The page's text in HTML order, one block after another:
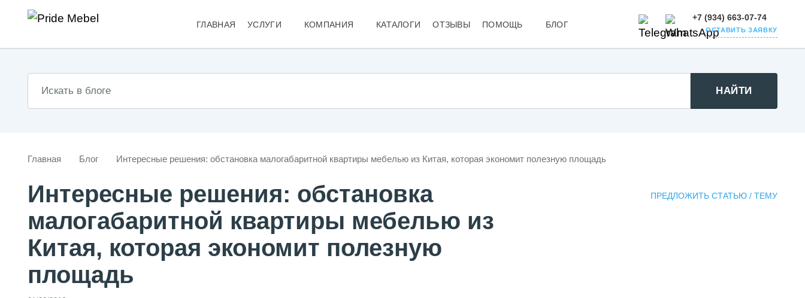
ГЛАВНАЯ УСЛУГИ КОМПАНИЯ КАТАЛОГИ ОТЗЫВЫ ПОМОЩЬ БЛОГ
+7 (934) 663-07-74
ОСТАВИТЬ ЗАЯВКУ
НАЙТИ
Главная Блог Интересные решения: обстановка малогабаритной квартиры мебелью из Китая, которая экономит полезную площадь
Интересные решения: обстановка
малогабаритной квартиры мебелью из
Китая, которая экономит полезную
площадь
ПРЕДЛОЖИТЬ СТАТЬЮ / ТЕМУ